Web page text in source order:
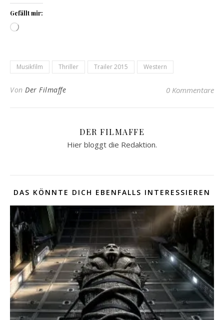
Gefällt mir:
Wird geladen …
Musikfilm Thriller Trailer 2015 Western
Von Der Filmaffe 0 Kommentare
DER FILMAFFE
Hier bloggt die Redaktion.
DAS KÖNNTE DICH EBENFALLS INTERESSIEREN